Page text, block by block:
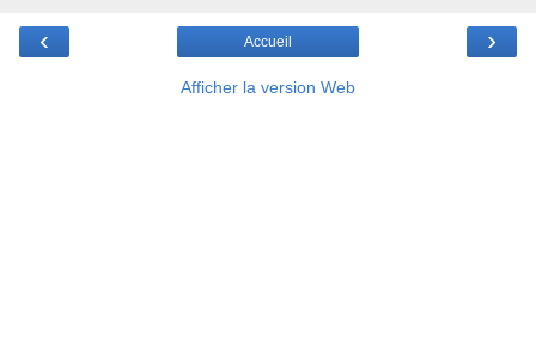
‹ ›
Accueil
Afficher la version Web